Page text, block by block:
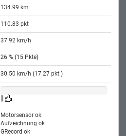
134.99 km
110.83 pkt
37.92 km/h
26 % (15 Pkte)
30.50 km/h (17.27 pkt )
Motorsensor ok
Aufzeichnung ok
GRecord ok